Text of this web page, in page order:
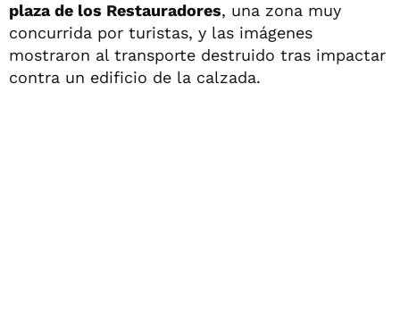
plaza de los Restauradores, una zona muy
concurrida por turistas, y las imágenes
mostraron al transporte destruido tras impactar
contra un edificio de la calzada.